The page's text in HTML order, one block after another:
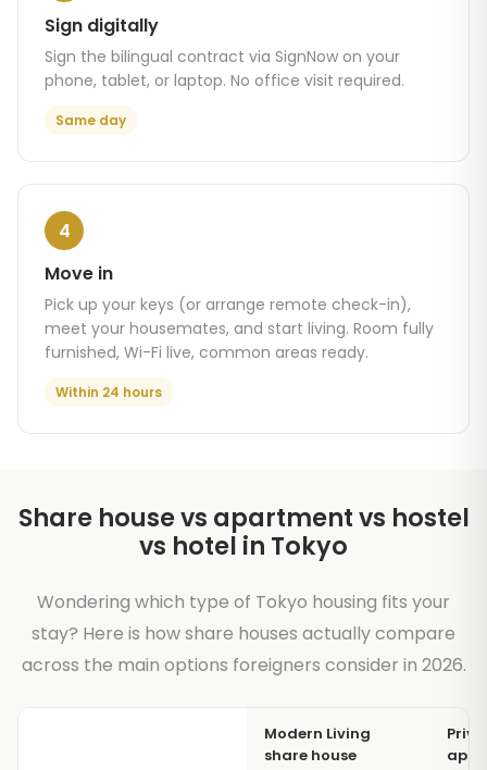
Sign digitally
Sign the bilingual contract via SignNow on your
phone, tablet, or laptop. No office visit required.
Same day
4
Move in
Pick up your keys (or arrange remote check-in),
meet your housemates, and start living. Room fully
furnished, Wi-Fi live, common areas ready.
Within 24 hours
Share house vs apartment vs hostel
vs hotel in Tokyo
Wondering which type of Tokyo housing fits your
stay? Here is how share houses actually compare
across the main options foreigners consider in 2026.
Modern Living
share house